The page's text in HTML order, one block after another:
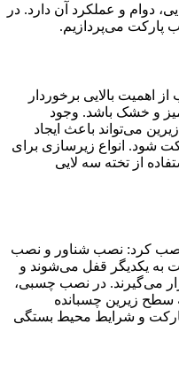
دوام و عملکرد آن دارد. در
پارکت می‌پردازیم.
اهمیت بالایی برخوردار
و خشک باشد. وجود
می‌تواند باعث ایجاد
شود. انواع زیرسازی برای
از تخته سه لایی
کرد: نصب شناور و نصب
به یکدیگر قفل می‌شوند و
می‌گیرند. در نصب چسبی،
سطح زیرین چسبانده
و شرایط محیط بستگی